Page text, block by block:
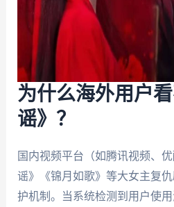
为什么海外用户
谣》？
国内视频平台（如腾讯视频、
谣》《锦月如歌》等大女主复
护机制。当系统检测到用户使